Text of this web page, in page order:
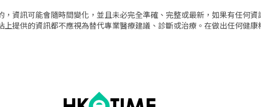
資訊可能會隨時間變化，並且未必完全準確、完整或最新，如果有任何
提供的資訊都不應視為替代專業醫療建議、診斷或治療。在做出任何健